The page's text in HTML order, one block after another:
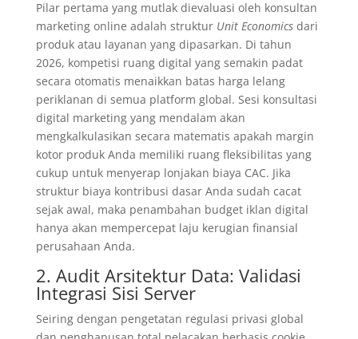
Pilar pertama yang mutlak dievaluasi oleh konsultan
marketing online adalah struktur Unit Economicsdari
produk atau layanan yang dipasarkan. Di tahun
2026, kompetisi ruang digital yang semakin padat
secara otomatis menaikkan batas harga lelang
periklanan di semua platform global. Sesi konsultasi
digital marketing yang mendalam akan
mengkalkulasikan secara matematis apakah margin
kotor produk Anda memiliki ruang fleksibilitas yang
cukup untuk menyerap lonjakan biaya CAC. Jika
struktur biaya kontribusi dasar Anda sudah cacat
sejak awal, maka penambahan budget iklan digital
hanya akan mempercepat laju kerugian finansial
perusahaan Anda.
2. Audit Arsitektur Data: Validasi
Integrasi Sisi Server
Seiring dengan pengetatan regulasi privasi global